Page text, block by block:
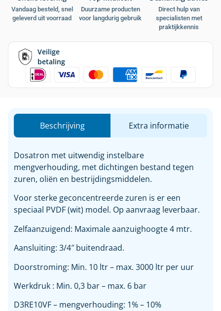
Vandaag besteld, snel
geleverd uit voorraad
Duurzame producten
voor langdurig gebruik
Direct hulp van
specialisten met
praktijkkennis
Veilige
betaling
Beschrijving Extra informatie
Dosatron met uitwendig instelbare
mengverhouding, met dichtingen bestand tegen
zuren, oliën en bestrijdingsmiddelen.
Voor sterke geconcentreerde zuren is er een
speciaal PVDF (wit) model. Op aanvraag leverbaar.
Zelfaanzuigend: Maximale aanzuighoogte 4 mtr.
Aansluiting: 3/4″ buitendraad.
Doorstroming: Min. 10 ltr – max. 3000 ltr per uur
Werkdruk : Min. 0,3 bar – max. 6 bar
D3RE10VF – mengverhouding: 1% – 10%